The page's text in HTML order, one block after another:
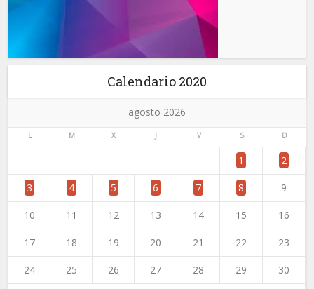
Calendario 2020
agosto 2026
L M X J V S D
1 2
3 4 5 6 7 8 9
10 11 12 13 14 15 16
17 18 19 20 21 22 23
24 25 26 27 28 29 30